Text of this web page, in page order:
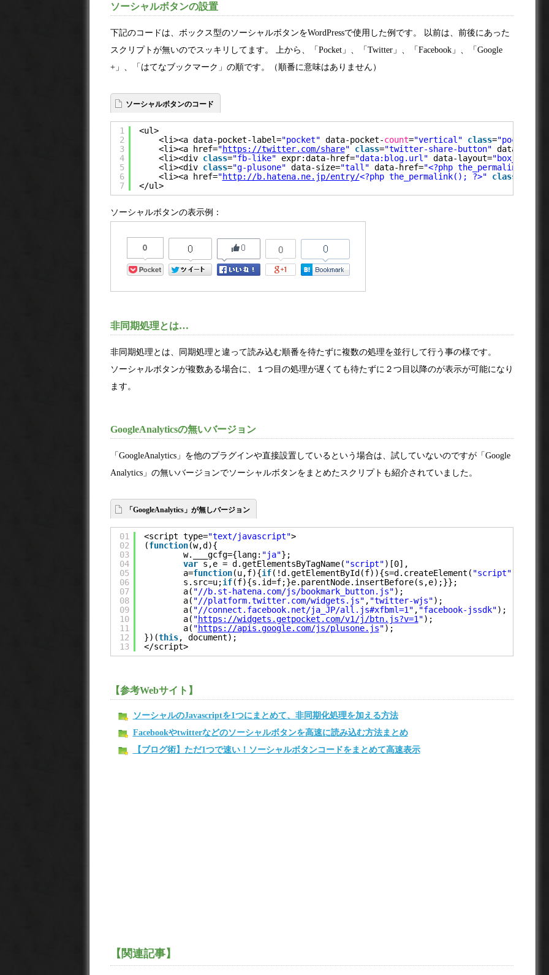
ソーシャルボタンの設置
下記のコードは、ボックス型のソーシャルボタンをWordPressで使用した例です。 以前は、前後にあった
スクリプトが無いのでスッキリしてます。 上から、「Pocket」、「Twitter」、「Facebook」、「Google
+」、「はてなブックマーク」の順です。（順番に意味はありません）
ソーシャルボタンのコード
1
2
3
4
5
6
7
<ul>
<li><a data-pocket-label="pocket" data-pocket-count="vertical" class="pocket-
<li><a href="https://twitter.com/share" class="twitter-share-button" data-lang=
<li><div class="fb-like" expr:data-href="data:blog.url" data-layout="box_count"
<li><div class="g-plusone" data-size="tall" data-href="<?php the_permalink();
<li><a href="http://b.hatena.ne.jp/entry/<?php the_permalink(); ?>" class
</ul>
ソーシャルボタンの表示例：
非同期処理とは…
非同期処理とは、同期処理と違って読み込む順番を待たずに複数の処理を並行して行う事の様です。
ソーシャルボタンが複数ある場合に、１つ目の処理が遅くても待たずに２つ目以降のが表示が可能になり
ます。
GoogleAnalyticsの無いバージョン
「GoogleAnalytics」を他のプラグインや直接設置しているという場合は、試していないのですが「Google
Analytics」の無いバージョンでソーシャルボタンをまとめたスクリプトも紹介されていました。
「GoogleAnalytics」が無しバージョン
01
02
03
04
05
06
07
08
09
10
11
12
13
<script type="text/javascript">
(function(w,d){
w.___gcfg={lang: "ja"};
var s,e = d.getElementsByTagName( "script")[0],
a=function(u,f){if(!d.getElementById(f)){s=d.createElement( "script"
s.src=u;if(f){s.id=f;}e.parentNode.insertBefore(s,e);}};
a( "//b.st-hatena.com/js/bookmark_button.js");
a( "//platform.twitter.com/widgets.js" , "twitter-wjs");
a( "//connect.facebook.net/ja_JP/all.js#xfbml=1" , "facebook-jssdk");
a( "https://widgets.getpocket.com/v1/j/btn.js?v=1 ");
a( "https://apis.google.com/js/plusone.js");
})(this, document);
</script>
【参考Webサイト】
ソーシャルのJavascriptを1つにまとめて、非同期化処理を加える方法
Facebookやtwitterなどのソーシャルボタンを高速に読み込む方法まとめ
【ブログ術】ただ1つで速い！ソーシャルボタンコードをまとめて高速表示
【関連記事】